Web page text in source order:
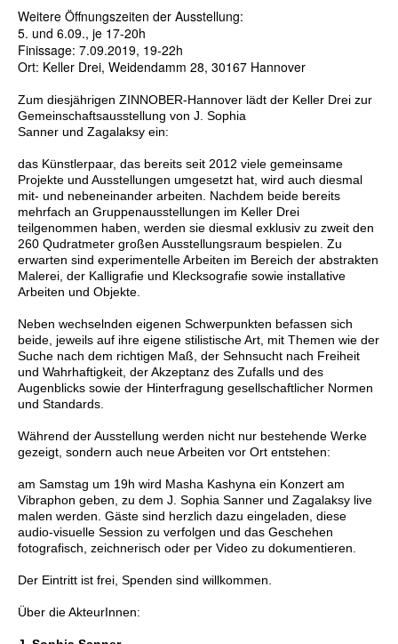
Weitere Öffnungszeiten der Ausstellung:
5. und 6.09., je 17-20h
Finissage: 7.09.2019, 19-22h
Ort: Keller Drei, Weidendamm 28, 30167 Hannover
Zum diesjährigen ZINNOBER-Hannover lädt der Keller Drei zur
Gemeinschaftsausstellung von J. Sophia
Sanner und Zagalaksy ein:
das Künstlerpaar, das bereits seit 2012 viele gemeinsame
Projekte und Ausstellungen umgesetzt hat, wird auch diesmal
mit- und nebeneinander arbeiten. Nachdem beide bereits
mehrfach an Gruppenausstellungen im Keller Drei
teilgenommen haben, werden sie diesmal exklusiv zu zweit den
260 Qudratmeter großen Ausstellungsraum bespielen. Zu
erwarten sind experimentelle Arbeiten im Bereich der abstrakten
Malerei, der Kalligrafie und Klecksografie sowie installative
Arbeiten und Objekte.
Neben wechselnden eigenen Schwerpunkten befassen sich
beide, jeweils auf ihre eigene stilistische Art, mit Themen wie der
Suche nach dem richtigen Maß, der Sehnsucht nach Freiheit
und Wahrhaftigkeit, der Akzeptanz des Zufalls und des
Augenblicks sowie der Hinterfragung gesellschaftlicher Normen
und Standards.
Während der Ausstellung werden nicht nur bestehende Werke
gezeigt, sondern auch neue Arbeiten vor Ort entstehen:
am Samstag um 19h wird Masha Kashyna ein Konzert am
Vibraphon geben, zu dem J. Sophia Sanner und Zagalaksy live
malen werden. Gäste sind herzlich dazu eingeladen, diese
audio-visuelle Session zu verfolgen und das Geschehen
fotografisch, zeichnerisch oder per Video zu dokumentieren.
Der Eintritt ist frei, Spenden sind willkommen.
Über die AkteurInnen: